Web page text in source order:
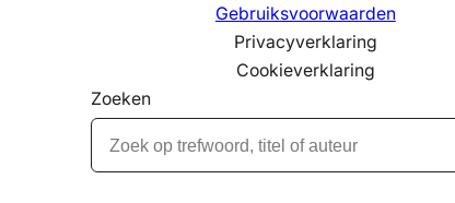
Gebruiksvoorwaarden
Privacyverklaring
Cookieverklaring
Zoeken